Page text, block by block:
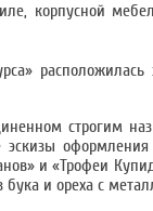
корпусной
строгим
эскизы
и «Трофеи
бука и ореха с